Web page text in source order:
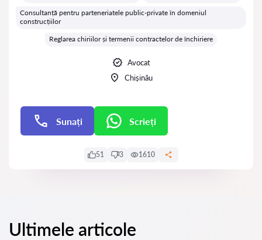
Consultanță pentru parteneriatele public-private în domeniul
construcțiilor
Reglarea chiriilor și termenii contractelor de închiriere
Avocat
Chișinău
Sunați Scrieți
51 3 1610
Ultimele articole